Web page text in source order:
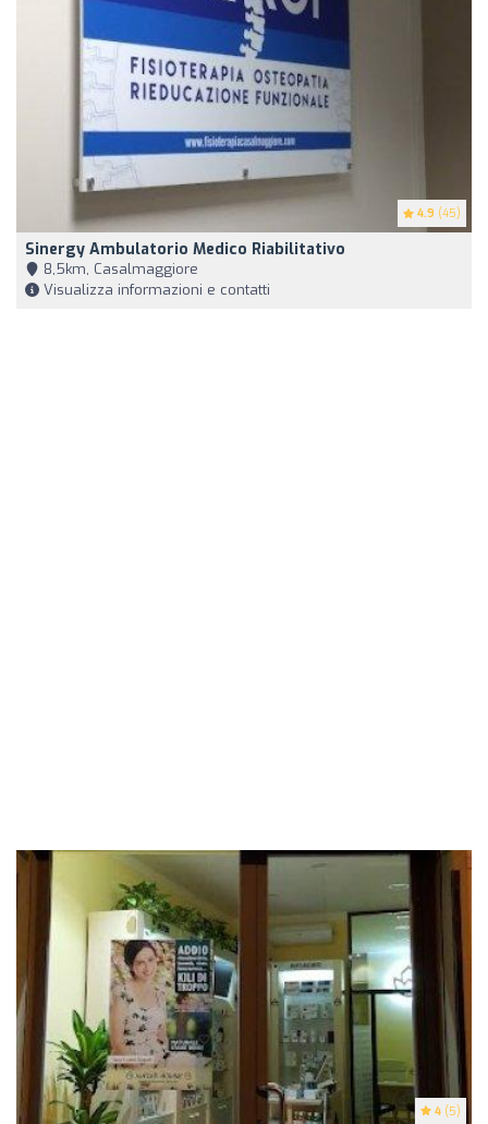
4.9 (45)
Sinergy Ambulatorio Medico Riabilitativo
8,5km, Casalmaggiore
Visualizza informazioni e contatti
4 (5)